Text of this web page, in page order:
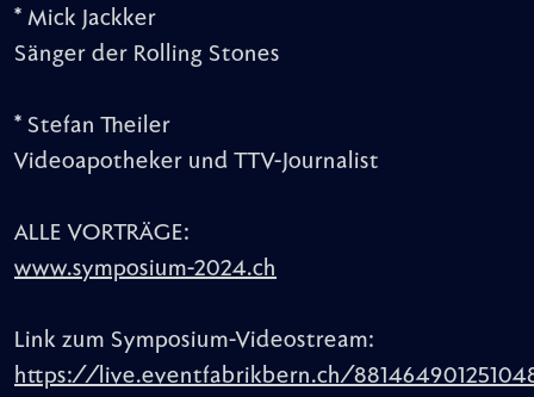
* Mick Jackker
Sänger der Rolling Stones
* Stefan Theiler
Videoapotheker und TTV-Journalist
ALLE VORTRÄGE:
www.symposium-2024.ch
Link zum Symposium-Videostream:
https://live.eventfabrikbern.ch/